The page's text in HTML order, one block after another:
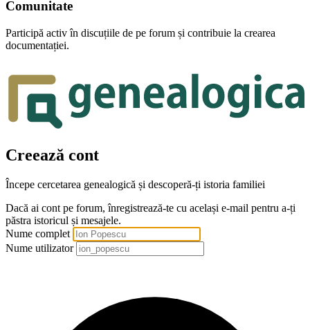
Comunitate
Participă activ în discuțiile de pe forum și contribuie la crearea
documentației.
Creează cont
Începe cercetarea genealogică și descoperă-ți istoria familiei
Dacă ai cont pe forum, înregistrează-te cu același e-mail pentru a-ți
păstra istoricul și mesajele.
Nume complet
Nume utilizator